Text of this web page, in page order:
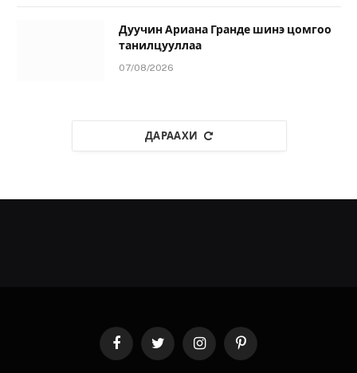
Дуучин Ариана Гранде шинэ цомгоо
танилцууллаа
07/08/2026
ДАРААХИ
FacebookTwitter InstagramPinterest